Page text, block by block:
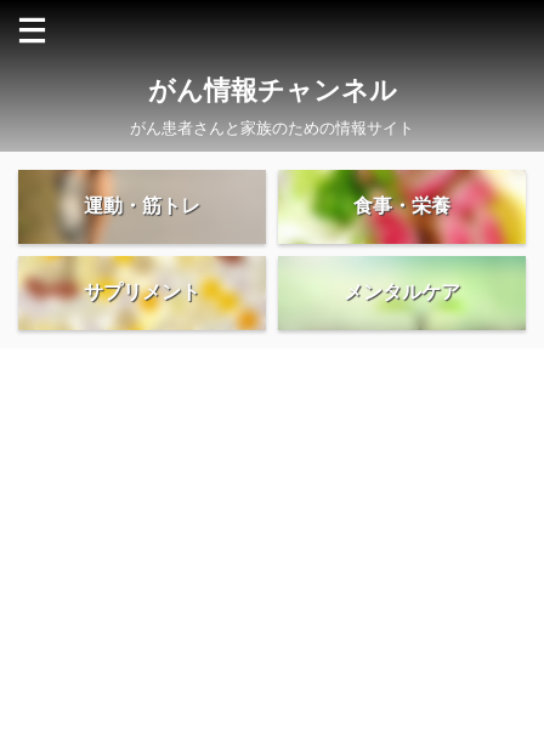
がん情報チャンネル
がん患者さんと家族のための情報サイト
運動・筋トレ 食事・栄養
サプリメント メンタルケア